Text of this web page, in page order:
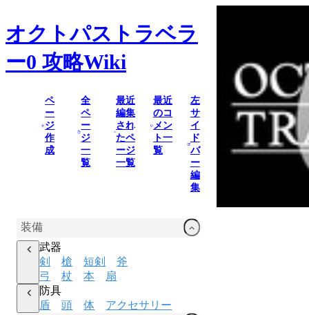
オクトパストラベラ
ー0 攻略Wiki
ペ
ー
ジ
作
成
全
ペ
ー
ジ
一
覧
最近
編集
され
たペ
ージ
一覧
最近
のコ
メン
ト一
覧
左
サ
イ
ド
バ
ー
編
集
装備
武器
剣
槍 短剣
斧
弓
杖 本
扇
防具
盾
頭 体
アクセサリー